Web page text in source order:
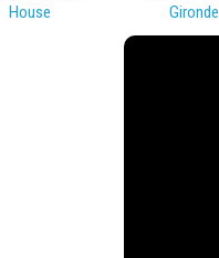
House
Gironde